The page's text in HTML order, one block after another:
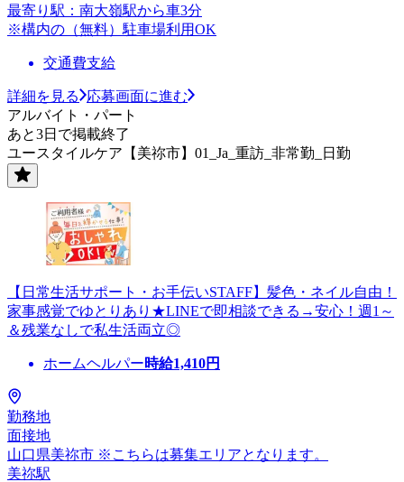
最寄り駅：南大嶺駅から車3分
※構内の（無料）駐車場利用OK
交通費支給
詳細を見る
応募画面に進む
アルバイト・パート
あと3日で掲載終了
ユースタイルケア【美祢市】01_Ja_重訪_非常勤_日勤
【日常生活サポート・お手伝いSTAFF】髪色・ネイル自由！
家事感覚でゆとりあり★LINEで即相談できる→安心！週1～
＆残業なしで私生活両立◎
ホームヘルパー時給1,410円
勤務地
面接地
山口県美祢市 ※こちらは募集エリアとなります。
美祢駅